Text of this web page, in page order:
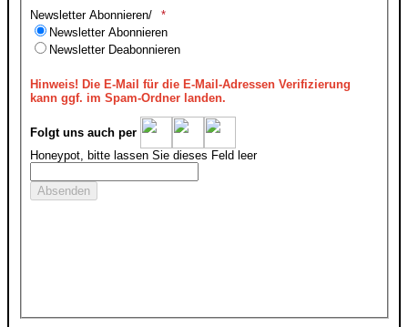
Newsletter Abonnieren/
Newsletter Abonnieren
Newsletter Deabonnieren
Hinweis! Die E-Mail für die E-Mail-Adressen Verifizierung
kann ggf. im Spam-Ordner landen.
Folgt uns auch per
Honeypot, bitte lassen Sie dieses Feld leer